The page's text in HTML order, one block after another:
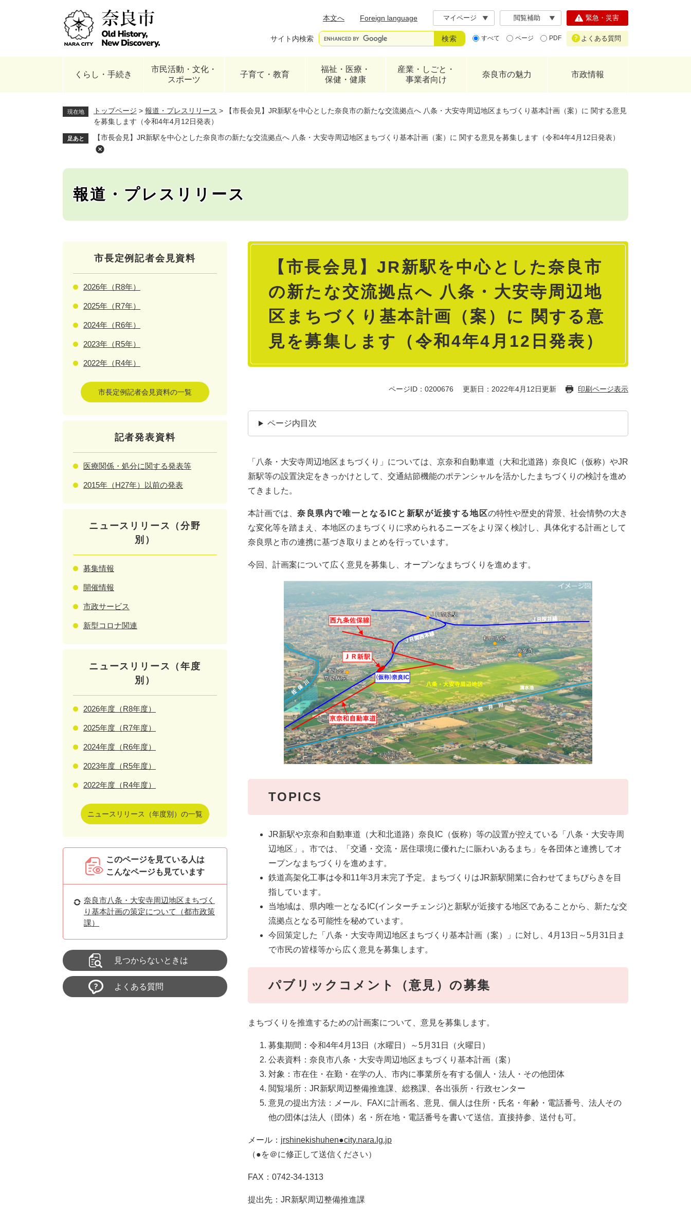
本文へ
Foreign language マイページ 閲覧補助
サイト内検索 すべて ページ PDF
緊急・災害
よくある質問
くらし・手続き
市民活動・文化・
スポーツ
子育て・教育
福祉・医療・
保健・健康
産業・しごと・
事業者向け
奈良市の魅力 市政情報
現在地 トップページ > 報道・プレスリリース >
【市長会見】JR新駅を中心とした奈良市の新たな交流拠点へ 八条・大安寺周辺地区まちづくり基本計画（案）に 関する意見
を募集します（令和4年4月12日発表）
足あと 【市長会見】JR新駅を中心とした奈良市の新たな交流拠点へ 八条・大安寺周辺地区まちづくり基本計画（案）に 関する意見を募集します（令和4年4月12日発表）
報道・プレスリリース
本
【市長会見】JR新駅を中心とした奈良市
の新たな交流拠点へ 八条・大安寺周辺地
区まちづくり基本計画（案）に 関する意
見を募集します（令和4年4月12日発表）
ページID：0200676 更新日：2022年4月12日更新 印刷ページ表示
ページ内目次
「八条・大安寺周辺地区まちづくり」については、京奈和自動車道（大和北道路）奈良IC（仮称）やJR
新駅等の設置決定をきっかけとして、交通結節機能のポテンシャルを活かしたまちづくりの検討を進め
てきました。
本計画では、 奈良県内で唯一となるICと新駅が近接する地区の特性や歴史的背景、社会情勢の大き
な変化等を踏まえ、本地区のまちづくりに求められるニーズをより深く検討し、具体化する計画として
奈良県と市の連携に基づき取りまとめを行っています。
今回、計画案について広く意見を募集し、オープンなまちづくりを進めます。
TOPICS
JR新駅や京奈和自動車道（大和北道路）奈良IC（仮称）等の設置が控えている「八条・大安寺周
辺地区」。市では、「交通・交流・居住環境に優れたに賑わいあるまち」を各団体と連携してオ
ープンなまちづくりを進めます。
鉄道高架化工事は令和11年3月末完了予定。まちづくりはJR新駅開業に合わせてまちびらきを目
指しています。
当地域は、県内唯一となるIC(インターチェンジ)と新駅が近接する地区であることから、新たな交
流拠点となる可能性を秘めています。
今回策定した「八条・大安寺周辺地区まちづくり基本計画（案）」に対し、4月13日～5月31日ま
で市民の皆様等から広く意見を募集します。
パブリックコメント（意見）の募集
まちづくりを推進するための計画案について、意見を募集します。
募集期間：令和4年4月13日（水曜日）～5月31日（火曜日）
公表資料：奈良市八条・大安寺周辺地区まちづくり基本計画（案）
対象：市在住・在勤・在学の人、市内に事業所を有する個人・法人・その他団体
閲覧場所：JR新駅周辺整備推進課、総務課、各出張所・行政センター
意見の提出方法：メール、FAXに計画名、意見、個人は住所・氏名・年齢・電話番号、法人その
他の団体は法人（団体）名・所在地・電話番号を書いて送信。直接持参、送付も可。
メール： jrshinekishuhen●city.nara.lg.jp
（●を＠に修正して送信ください）
FAX：0742-34-1313
提出先：JR新駅周辺整備推進課
市長定例記者会見資料
2026年（R8年）
2025年（R7年）
2024年（R6年）
2023年（R5年）
2022年（R4年）
市長定例記者会見資料の一覧
記者発表資料
医療関係・処分に関する発表等
2015年（H27年）以前の発表
ニュースリリース（分野
別）
募集情報
開催情報
市政サービス
新型コロナ関連
ニュースリリース（年度
別）
2026年度（R8年度）
2025年度（R7年度）
2024年度（R6年度）
2023年度（R5年度）
2022年度（R4年度）
ニュースリリース（年度別）の一覧
このページを見ている人は
こんなページも見ています
奈良市八条・大安寺周辺地区まちづく
り基本計画の策定について（都市政策
課）
見つからないときは
よくある質問